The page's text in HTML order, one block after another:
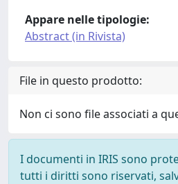
Appare nelle tipologie:
Abstract (in Rivista)
File in questo prodotto:
Non ci sono file associati a
I documenti in IRIS sono
tutti i diritti sono riservati,